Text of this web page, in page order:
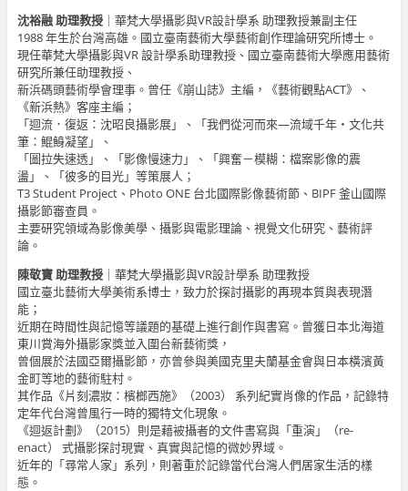
沈裕融 助理教授｜華梵大學攝影與VR設計學系 助理教授兼副主任
1988 年生於台灣高雄。國立臺南藝術大學藝術創作理論研究所博士。
現任華梵大學攝影與VR 設計學系助理教授、國立臺南藝術大學應用藝術
研究所兼任助理教授、
新浜碼頭藝術學會理事。曾任《崩山誌》主編，《藝術觀點ACT》、
《新浜熱》客座主編；
「迴流．復返：沈昭良攝影展」、「我們從河而來—流域千年・文化共
筆：鯤鯓凝望」、
「圖拉失速透」、「影像慢速力」、「興奮－模糊：檔案影像的震
盪」、「彼多的目光」等策展人；
T3 Student Project、Photo ONE 台北國際影像藝術節、BIPF 釜山國際
攝影節審查員。
主要研究領域為影像美學、攝影與電影理論、視覺文化研究、藝術評
論。
陳敬寶 助理教授｜華梵大學攝影與VR設計學系 助理教授
國立臺北藝術大學美術系博士，致力於探討攝影的再現本質與表現潛
能；
近期在時間性與記憶等議題的基礎上進行創作與書寫。曾獲日本北海道
東川賞海外攝影家獎並入圍台新藝術獎，
曾個展於法國亞爾攝影節，亦曾參與美國克里夫蘭基金會與日本橫濱黃
金町等地的藝術駐村。
其作品《片刻濃妝：檳榔西施》（2003） 系列紀實肖像的作品，記錄特
定年代台灣曾風行一時的獨特文化現象。
《迴返計劃》（2015）則是藉被攝者的文件書寫與「重演」（re-
enact） 式攝影探討現實、真實與記憶的微妙界域。
近年的「尋常人家」系列，則著重於記錄當代台灣人們居家生活的樣
態。